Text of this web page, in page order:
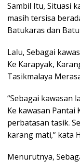
Sambil Itu, Situasi
masih tersisa
Batukaras dan
Lalu, Sebagai
Ke Karapyak,
Tasikmalaya
“Sebagai kawasan
Ke kawasan Pantai
perbatasan tasik.
karang mati,” kata
Menurutnya,